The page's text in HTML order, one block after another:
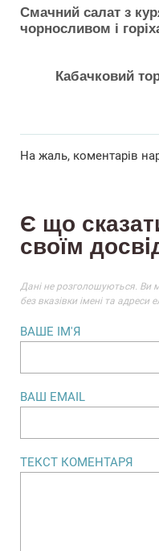
Смачний салат з
чорносливом і
Кабачковий
На жаль, коментарiв
Є що
своїм
Данi не розголошуються. Ви
без вказiвки iменi та адреси
ВАШЕ IМ'Я
ВАШ EMAIL
ТЕКСТ КОМЕНТАРЯ